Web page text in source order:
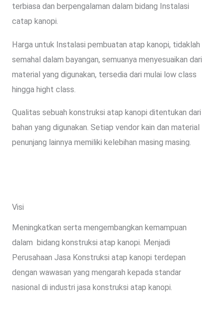
terbiasa dan berpengalaman dalam bidang Instalasi
catap kanopi.
Harga untuk Instalasi pembuatan atap kanopi, tidaklah
semahal dalam bayangan, semuanya menyesuaikan dari
material yang digunakan, tersedia dari mulai low class
hingga hight class.
Qualitas sebuah konstruksi atap kanopi ditentukan dari
bahan yang digunakan. Setiap vendor kain dan material
penunjang lainnya memiliki kelebihan masing masing.
Visi
Meningkatkan serta mengembangkan kemampuan
dalam bidang konstruksi atap kanopi. Menjadi
Perusahaan Jasa Konstruksi atap kanopi terdepan
dengan wawasan yang mengarah kepada standar
nasional di industri jasa konstruksi atap kanopi.